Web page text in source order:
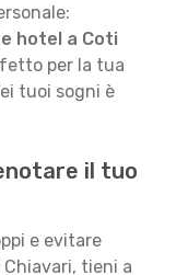
hotel a Coti
per la tua
tuoi sogni è
il tuo
e evitare
tieni a